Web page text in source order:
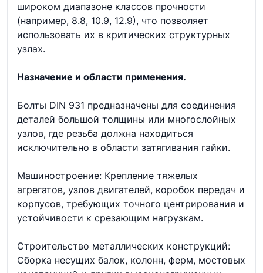
широком диапазоне классов прочности
(например, 8.8, 10.9, 12.9), что позволяет
использовать их в критических структурных
узлах.
Назначение и области применения.
Болты DIN 931 предназначены для соединения
деталей большой толщины или многослойных
узлов, где резьба должна находиться
исключительно в области затягивания гайки.
Машиностроение: Крепление тяжелых
агрегатов, узлов двигателей, коробок передач и
корпусов, требующих точного центрирования и
устойчивости к срезающим нагрузкам.
Строительство металлических конструкций:
Сборка несущих балок, колонн, ферм, мостовых